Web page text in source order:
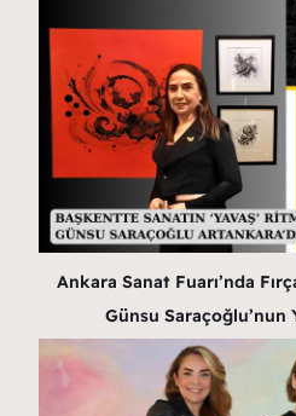
Ankara Sanat Fuarı’nda
Günsu Saraçoğlu’nun